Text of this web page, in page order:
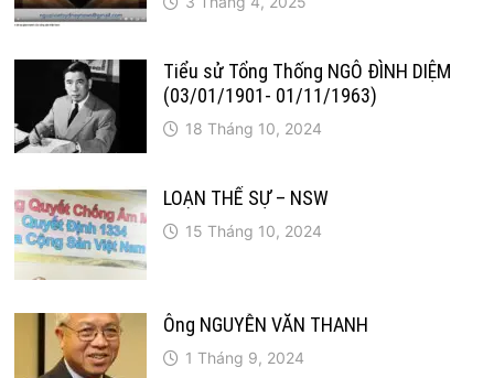
Tiểu sử Tổng Thống NGÔ ĐÌNH DIỆM
(03/01/1901- 01/11/1963)
18 Tháng 10, 2024
LOẠN THẾ SỰ – NSW
15 Tháng 10, 2024
Ông NGUYỄN VĂN THANH
1 Tháng 9, 2024